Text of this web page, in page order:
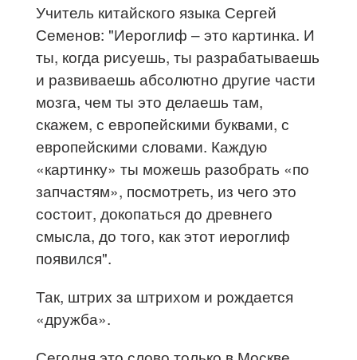
Учитель китайского языка Сергей
Семенов: "Иероглиф – это картинка. И
ты, когда рисуешь, ты разрабатываешь
и развиваешь абсолютно другие части
мозга, чем ты это делаешь там,
скажем, с европейскими буквами, с
европейскими словами. Каждую
«картинку» ты можешь разобрать «по
запчастям», посмотреть, из чего это
состоит, докопаться до древнего
смысла, до того, как этот иероглиф
появился".
Так, штрих за штрихом и рождается
«дружба».